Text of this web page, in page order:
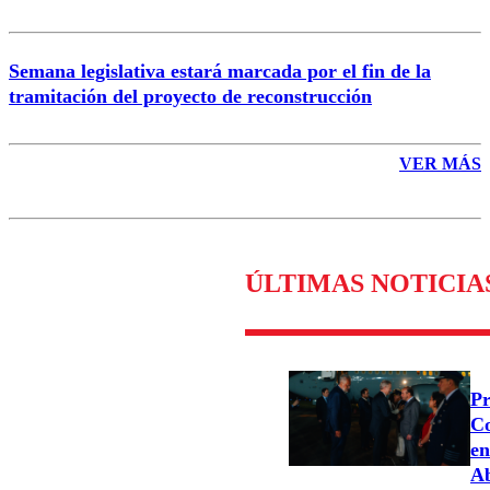
Semana legislativa estará marcada por el fin de la
tramitación del proyecto de reconstrucción
VER MÁS
ÚLTIMAS